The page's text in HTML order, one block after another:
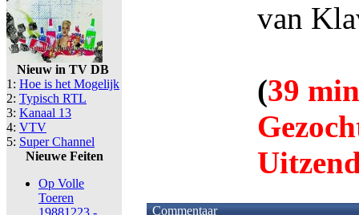
Nieuw in TV DB
1: Hoe is het Mogelijk
2: Typisch RTL
3: Kanaal 13
4: VTV
5: Super Channel
Nieuwe Feiten
Op Volle
Toeren
19881223 -
van
(39
Commentaar